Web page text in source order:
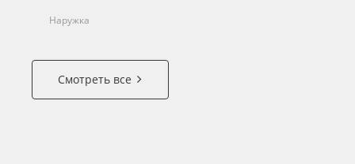
Наружка
Смотреть все